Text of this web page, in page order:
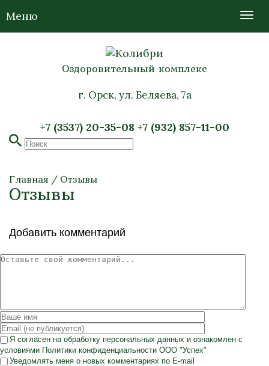
Оздоровительный комплекс
г. Орск, ул. Беляева, 7а
+7 (3537) 20-35-08 +7 (932) 857-11-00
Меню
Главная / Отзывы
Отзывы
Добавить комментарий
Я согласен на обработку персональных данных и ознакомлен с
условиями Политики конфиденциальности ООО "Успех"
Уведомлять меня о новых комментариях по E-mail